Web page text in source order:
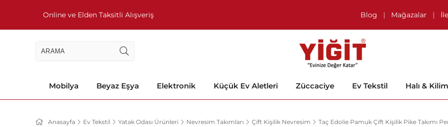
Online ve Elden Taksitli Alışveriş Blog | Mağazalar |
Mobilya Beyaz Eşya Elektronik Küçük Ev Aletleri Züccaciye Ev Tekstil Halı & Kilim
Anasayfa Ev Tekstil Yatak Odası Ürünleri Nevresim Takımları Çift Kişilik Nevresim Taç Edolie Pamuk Çift Kişilik Pike Takımı